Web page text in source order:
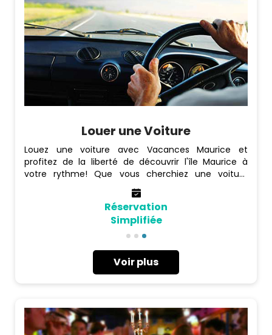
Louer une Voiture
Louez une voiture avec Vacances Maurice et
profitez de la liberté de découvrir l'île Maurice à
votre rythme! Que vous cherchiez une voiture
économique, une berline familiale, un SUV ou un
véhicule VIP comme une BMW, nous avons l'option
idéale pour vous.
Réservation
Simplifiée
Voir plus